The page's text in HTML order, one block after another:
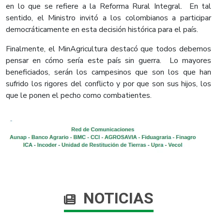
en lo que se refiere a la Reforma Rural Integral. En tal
sentido, el Ministro invitó a los colombianos a participar
democráticamente en esta decisión histórica para el país.
Finalmente, el MinAgricultura destacó que todos debemos
pensar en cómo sería este país sin guerra. Lo mayores
beneficiados, serán los campesinos que son los que han
sufrido los rigores del conflicto y por que son sus hijos, los
que le ponen el pecho como combatientes.
NOTICIAS